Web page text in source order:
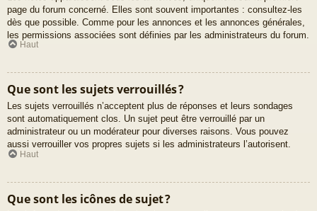
page du forum concerné. Elles sont souvent importantes : consultez-les
dès que possible. Comme pour les annonces et les annonces générales,
les permissions associées sont définies par les administrateurs du forum.
Haut
Que sont les sujets verrouillés ?
Les sujets verrouillés n’acceptent plus de réponses et leurs sondages
sont automatiquement clos. Un sujet peut être verrouillé par un
administrateur ou un modérateur pour diverses raisons. Vous pouvez
aussi verrouiller vos propres sujets si les administrateurs l’autorisent.
Haut
Que sont les icônes de sujet ?